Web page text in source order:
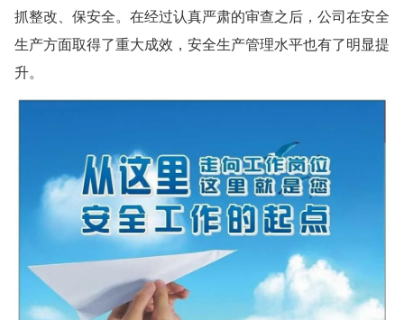
抓整改、保安全。在经过认真严肃的审查之后，公司在安全
生产方面取得了重大成效，安全生产管理水平也有了明显提
升。